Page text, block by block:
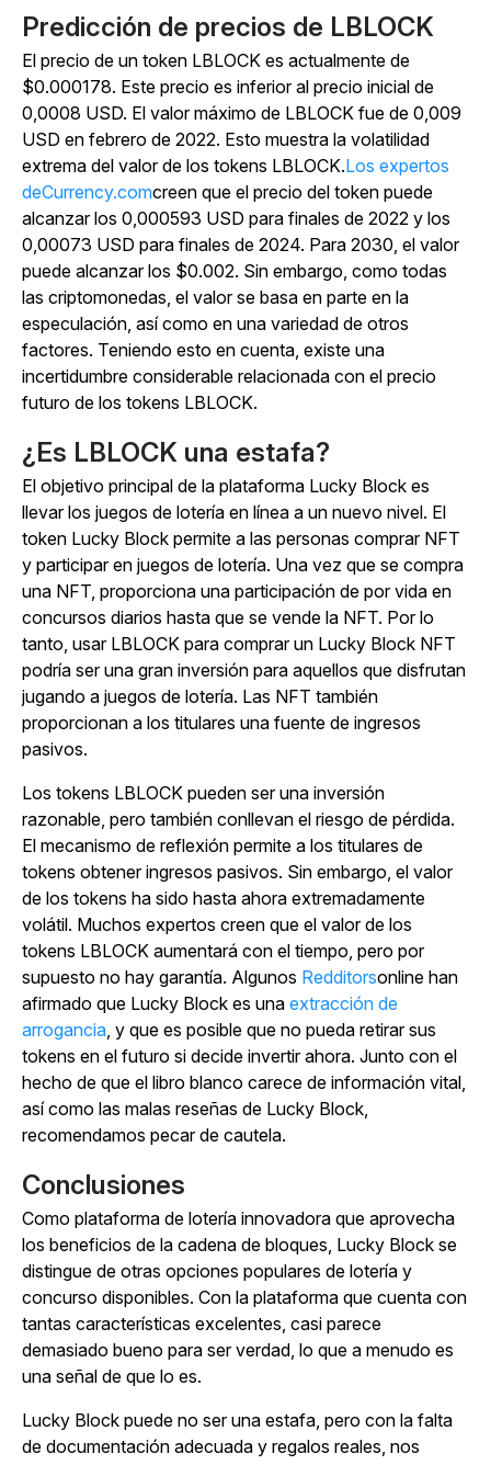
Predicción de precios de LBLOCK
El precio de un token LBLOCK es actualmente de
$0.000178. Este precio es inferior al precio inicial de
0,0008 USD. El valor máximo de LBLOCK fue de 0,009
USD en febrero de 2022. Esto muestra la volatilidad
extrema del valor de los tokens LBLOCK.Los expertos
deCurrency.comcreen que el precio del token puede
alcanzar los 0,000593 USD para finales de 2022 y los
0,00073 USD para finales de 2024. Para 2030, el valor
puede alcanzar los $0.002. Sin embargo, como todas
las criptomonedas, el valor se basa en parte en la
especulación, así como en una variedad de otros
factores. Teniendo esto en cuenta, existe una
incertidumbre considerable relacionada con el precio
futuro de los tokens LBLOCK.
¿Es LBLOCK una estafa?
El objetivo principal de la plataforma Lucky Block es
llevar los juegos de lotería en línea a un nuevo nivel. El
token Lucky Block permite a las personas comprar NFT
y participar en juegos de lotería. Una vez que se compra
una NFT, proporciona una participación de por vida en
concursos diarios hasta que se vende la NFT. Por lo
tanto, usar LBLOCK para comprar un Lucky Block NFT
podría ser una gran inversión para aquellos que disfrutan
jugando a juegos de lotería. Las NFT también
proporcionan a los titulares una fuente de ingresos
pasivos.
Los tokens LBLOCK pueden ser una inversión
razonable, pero también conllevan el riesgo de pérdida.
El mecanismo de reflexión permite a los titulares de
tokens obtener ingresos pasivos. Sin embargo, el valor
de los tokens ha sido hasta ahora extremadamente
volátil. Muchos expertos creen que el valor de los
tokens LBLOCK aumentará con el tiempo, pero por
supuesto no hay garantía. Algunos Redditorsonline han
afirmado que Lucky Block es una extracción de
arrogancia, y que es posible que no pueda retirar sus
tokens en el futuro si decide invertir ahora. Junto con el
hecho de que el libro blanco carece de información vital,
así como las malas reseñas de Lucky Block,
recomendamos pecar de cautela.
Conclusiones
Como plataforma de lotería innovadora que aprovecha
los beneficios de la cadena de bloques, Lucky Block se
distingue de otras opciones populares de lotería y
concurso disponibles. Con la plataforma que cuenta con
tantas características excelentes, casi parece
demasiado bueno para ser verdad, lo que a menudo es
una señal de que lo es.
Lucky Block puede no ser una estafa, pero con la falta
de documentación adecuada y regalos reales, nos